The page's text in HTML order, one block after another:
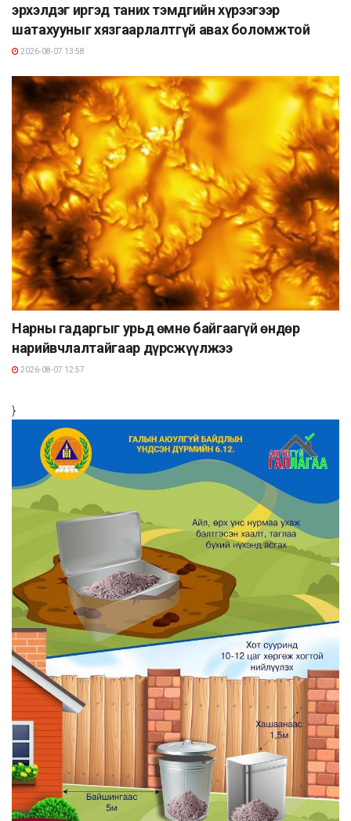
эрхэлдэг иргэд таних тэмдгийн хүрээгээр
шатахууныг хязгаарлалтгүй авах боломжтой
2026-08-07 13:58
Нарны гадаргыг урьд өмнө байгаагүй өндөр
нарийвчлалтайгаар дүрсжүүлжээ
2026-08-07 12:57
}